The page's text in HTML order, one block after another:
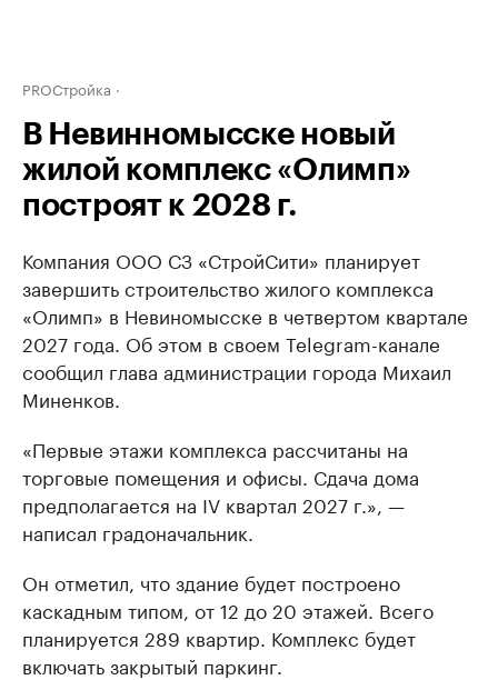
PROСтройка
В Невинномысске новый
жилой комплекс «Олимп»
построят к 2028 г.
Компания ООО СЗ «СтройСити» планирует
завершить строительство жилого комплекса
«Олимп» в Невиномысске в четвертом квартале
2027 года. Об этом в своем Telegram-канале
сообщил глава администрации города Михаил
Миненков.
«Первые этажи комплекса рассчитаны на
торговые помещения и офисы. Сдача дома
предполагается на IV квартал 2027 г.», —
написал градоначальник.
Он отметил, что здание будет построено
каскадным типом, от 12 до 20 этажей. Всего
планируется 289 квартир. Комплекс будет
включать закрытый паркинг.